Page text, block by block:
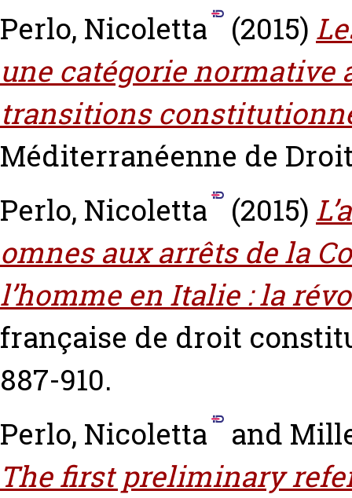
Perlo, Nicoletta
(2015)
une catégorie normative
transitions
Méditerranéenne de
Perlo, Nicoletta
(2015)
omnes aux arrêts de la
l’homme en Italie : la
française de droit
887-910.
Perlo, Nicoletta
and
The first preliminary